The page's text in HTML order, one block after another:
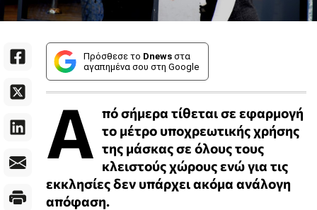
Πρόσθεσε το Dnews στα
αγαπημένα σου στη Google
Α πό σήμερα τίθεται σε εφαρμογή
το μέτρο υποχρεωτικής χρήσης
της μάσκας σε όλους τους
κλειστούς χώρους ενώ για τις
εκκλησίες δεν υπάρχει ακόμα ανάλογη
απόφαση.